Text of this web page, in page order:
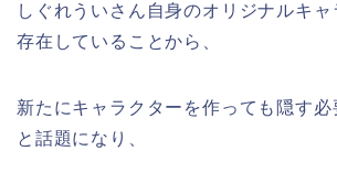
しぐれういさん自身のオリジナルキャ
存在していることから、
新たにキャラクターを作っても隠す必
と話題になり、